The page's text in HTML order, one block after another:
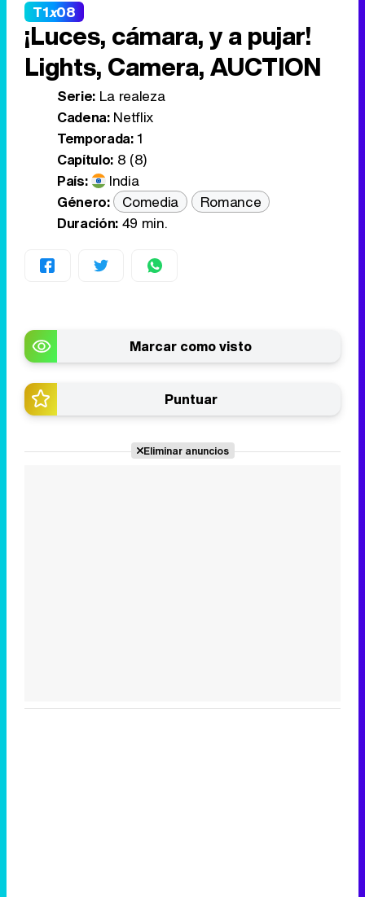
T1x08
¡Luces, cámara, y a pujar!
Lights, Camera, AUCTION
Serie:La realeza
Cadena:Netflix
Temporada:1
Capítulo:8 (8)
País:
India
Género:
Comedia
Romance
Duración:49 min.
Marcar como visto
Puntuar
Eliminar anuncios